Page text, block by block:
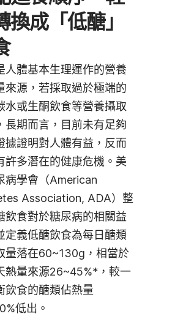
換成「低醣」
人體基本生理運作的營養
來源，若採取過於極端的
水或生酮飲食等營養攝取
長期而言，目前未有足夠
據證明對人體有益，反而
許多潛在的健康危機。美
病學會（American
Association, ADA）整
飲食對於糖尿病的相關益
定義低醣飲食為每日醣類
量落在60~130g，相當於
熱量來源26~45%*，較一
飲食的醣類佔熱量
低出。